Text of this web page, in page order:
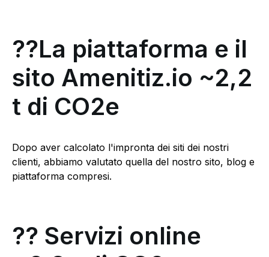
??La piattaforma e il
sito Amenitiz.io ~2,2
t di CO2e
Dopo aver calcolato l'impronta dei siti dei nostri
clienti, abbiamo valutato quella del nostro sito, blog e
piattaforma compresi.
?? Servizi online